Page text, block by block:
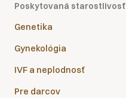
Poskytovaná starostlivosť
Genetika
Gynekológia
IVF a neplodnosť
Pre darcov